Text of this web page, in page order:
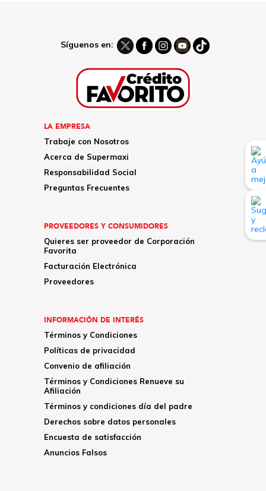
Síguenos en:
LA EMPRESA
Trabaje con Nosotros
Acerca de Supermaxi
Responsabilidad Social
Preguntas Frecuentes
PROVEEDORES Y CONSUMIDORES
Quieres ser proveedor de Corporación
Favorita
Facturación Electrónica
Proveedores
INFORMACIÓN DE INTERÉS
Términos y Condiciones
Políticas de privacidad
Convenio de afiliación
Términos y Condiciones Renueve su
Afiliación
Términos y condiciones día del padre
Derechos sobre datos personales
Encuesta de satisfacción
Anuncios Falsos